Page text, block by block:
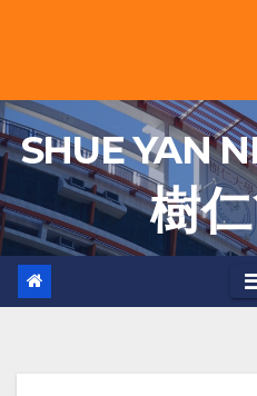
SHUE YAN
樹 仁